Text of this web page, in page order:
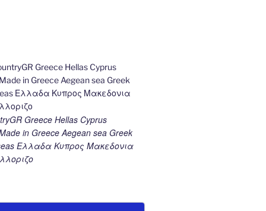
Greece Hellas Cyprus
in Greece Aegean sea Greek
Ελλαδα Κυπρος Μακεδονια